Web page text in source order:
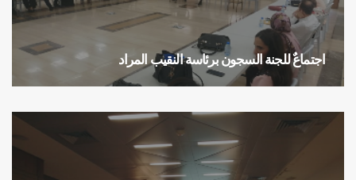
اجتماعٌ للجنة السجون برئاسة النقيب المراد
اجتماعات